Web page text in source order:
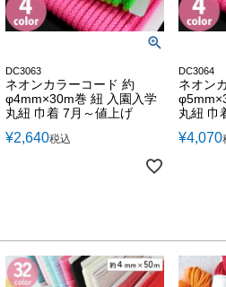
DC3063
ネオンカラーコード 約
φ4mm×30m巻 紐 入園入学
丸紐 巾着 7月～値上げ
¥2,640税込
DC3064
ネオン
丸紐 巾
¥4,070